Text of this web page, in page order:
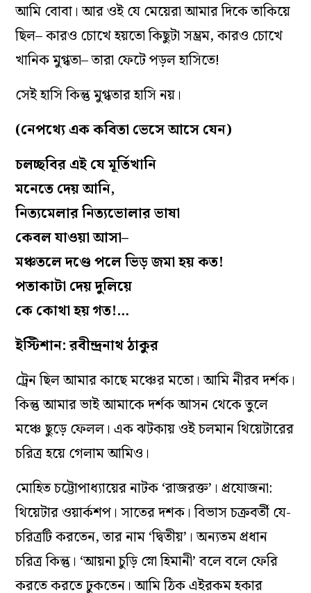
আমি বোবা। আর ওই যে মেয়েরা আমার দিকে তাকিয়ে
ছিল– কারও চোখে হয়তো কিছুটা সম্ভ্রম, কারও চোখে
খানিক মুগ্ধতা– তারা ফেটে পড়ল হাসিতে!
সেই হাসি কিন্তু মুগ্ধতার হাসি নয়।
(নেপথ্যে এক কবিতা ভেসে আসে যেন)
চলচ্ছবির এই যে মূর্তিখানি
মনেতে দেয় আনি,
নিত্যমেলার নিত্যভোলার ভাষা
কেবল যাওয়া আসা–
মঞ্চতলে দণ্ডে পলে ভিড় জমা হয় কত!
পতাকাটা দেয় দুলিয়ে
কে কোথা হয় গত!…
ইস্টিশান: রবীন্দ্রনাথ ঠাকুর
ট্রেন ছিল আমার কাছে মঞ্চের মতো। আমি নীরব দর্শক।
কিন্তু আমার ভাই আমাকে দর্শক আসন থেকে তুলে
মঞ্চে ছুড়ে ফেলল। এক ঝটকায় ওই চলমান থিয়েটারের
চরিত্র হয়ে গেলাম আমিও।
মোহিত চট্টোপাধ্যায়ের নাটক ‘রাজরক্ত’। প্রযোজনা:
থিয়েটার ওয়ার্কশপ। সাতের দশক। বিভাস চক্রবর্তী যে-
চরিত্রটি করতেন, তার নাম ‘দ্বিতীয়’। অন্যতম প্রধান
চরিত্র কিন্তু। ‘আয়না চুড়ি স্নো হিমানী’ বলে বলে ফেরি
করতে করতে ঢুকতেন। আমি ঠিক এইরকম হকার